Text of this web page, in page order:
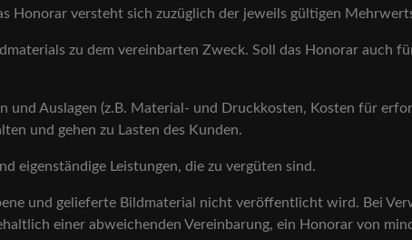
Honorar versteht sich zuzüglich der jeweils gültigen
zu dem vereinbarten Zweck. Soll das Honorar auch
und Auslagen (z.B. Material- und Druckkosten, Kosten für
und gehen zu Lasten des Kunden.
eigenständige Leistungen, die zu vergüten sind.
und gelieferte Bildmaterial nicht veröffentlicht wird. Bei
einer abweichenden Vereinbarung, ein Honorar von